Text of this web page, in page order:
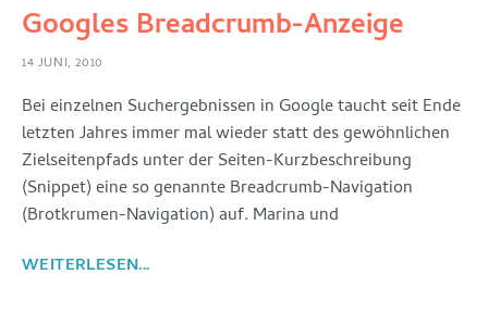
Googles Breadcrumb-Anzeige
14 JUNI, 2010
Bei einzelnen Suchergebnissen in Google taucht seit Ende
letzten Jahres immer mal wieder statt des gewöhnlichen
Zielseitenpfads unter der Seiten-Kurzbeschreibung
(Snippet) eine so genannte Breadcrumb-Navigation
(Brotkrumen-Navigation) auf. Marina und
WEITERLESEN...